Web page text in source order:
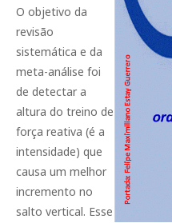
O objetivo da
revisão
sistemática e da
meta-análise foi
de detectar a
altura do treino de
força reativa (é a
intensidade) que
causa um melhor
incremento no
salto vertical. Esse